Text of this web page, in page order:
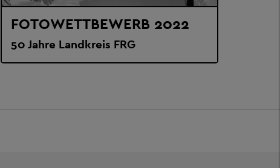
FOTOWETTBEWERB 2022
50 Jahre Landkreis FRG